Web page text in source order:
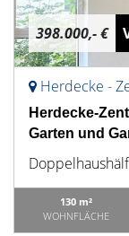
398.000,- €
Herdecke -
Herdecke-
Garten und
130 m²
WOHNFLÄCHE